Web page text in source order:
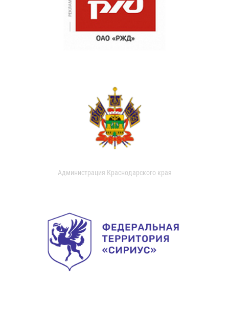
Администрация Краснодарского края